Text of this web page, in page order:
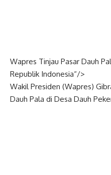
Wapres Tinjau Pasar Dauh
Republik Indonesia“/>
Wakil Presiden (Wapres)
Dauh Pala di Desa Dauh